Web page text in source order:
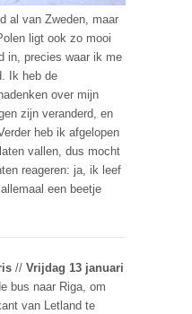
al van Zweden, maar
ligt ook zo mooi
in, precies waar ik me
Ik heb de
over mijn
zijn veranderd, en
heb ik afgelopen
vallen, dus mocht
reageren: ja, ik leef
een beetje
// Vrijdag 13 januari
bus naar Riga, om
van Letland te